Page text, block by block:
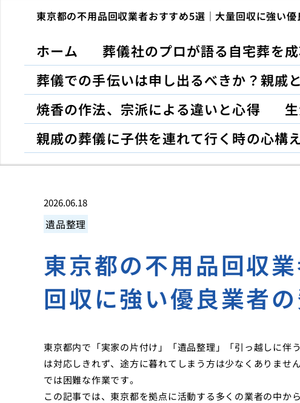
東京都の不用品回収業者おすすめ5選｜大量回収に強い
ホーム 葬儀社のプロが語る自宅葬を
葬儀での手伝いは申し出るべきか？親戚
焼香の作法、宗派による違いと心得
親戚の葬儀に子供を連れて行く時の心構
2026.06.18
遺品整理
東京都の不用品回収
回収に強い優良業者
東京都内で「実家の片付け」「遺品整理」「引っ越しに伴
は対応しきれず、途方に暮れてしまう方は少なくありませ
では困難な作業です。
この記事では、東京都を拠点に活動する多くの業者の中か